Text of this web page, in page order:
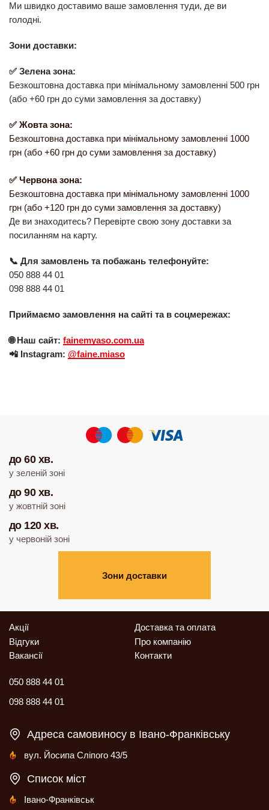
Ми швидко доставимо ваше замовлення туди, де ви
голодні.
Зони доставки:
✅ Зелена зона:
Безкоштовна доставка при мінімальному замовленні 500 грн
(або +60 грн до суми замовлення за доставку)
✅ Жовта зона:
Безкоштовна доставка при мінімальному замовленні 1000
грн (або +60 грн до суми замовлення за доставку)
✅ Червона зона:
Безкоштовна доставка при мінімальному замовленні 1000
грн (або +120 грн до суми замовлення за доставку)
Де ви знаходитесь? Перевірте свою зону доставки за
посиланням на карту.
📞 Для замовлень та побажань телефонуйте:
050 888 44 01
098 888 44 01
Приймаємо замовлення на сайті та в соцмережах:
🌐 Наш сайт: fainemyaso.com.ua
📲 Instagram: @faine.miaso
до 60 хв.
у зеленій зоні
до 90 хв.
у жовтній зоні
до 120 хв.
у червоній зоні
Зони доставки
Акції
Доставка та оплата
Відгуки
Про компанію
Вакансії
Контакти
050 888 44 01
098 888 44 01
Адреса самовиносу в Івано-Франківську
вул. Йосипа Сліпого 43/5
Список міст
Івано-Франківськ